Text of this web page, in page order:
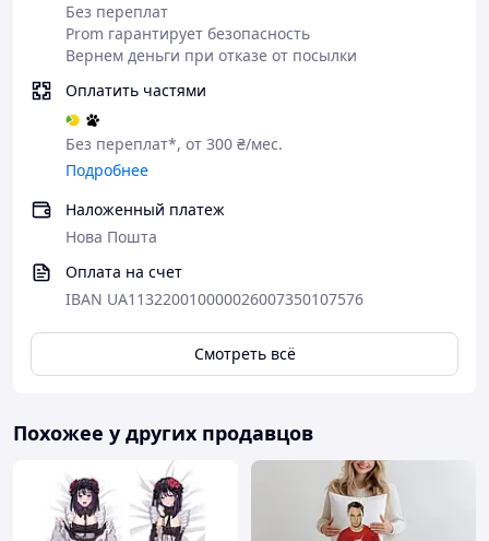
Без переплат
Prom гарантирует безопасность
Вернем деньги при отказе от посылки
Оплатить частями
Без переплат*, от 300 ₴/мес.
Подробнее
Наложенный платеж
Нова Пошта
Оплата на счет
IBAN UA113220010000026007350107576
Смотреть всё
Похожее у других продавцов